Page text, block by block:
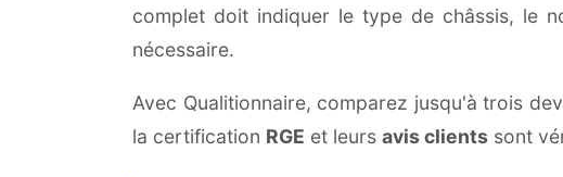
complet doit indiquer le type de châssis, le
nécessaire.
Avec Qualitionnaire, comparez jusqu'à trois
la certification RGE et leurs avis clients sont